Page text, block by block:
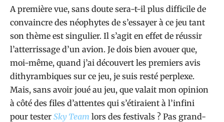
A première vue, sans doute sera-t-il plus difficile de
convaincre des néophytes de s’essayer à ce jeu tant
son thème est singulier. Il s’agit en effet de réussir
l’atterrissage d’un avion. Je dois bien avouer que,
moi-même, quand j’ai découvert les premiers avis
dithyrambiques sur ce jeu, je suis resté perplexe.
Mais, sans avoir joué au jeu, que valait mon opinion
à côté des files d’attentes qui s’étiraient à l’infini
pour tester Sky Team lors des festivals ? Pas grand-